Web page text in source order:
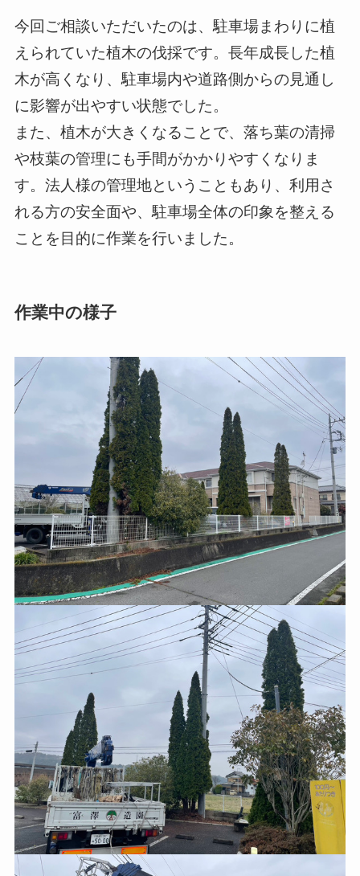
今回ご相談いただいたのは、駐車場まわりに植
えられていた植木の伐採です。長年成長した植
木が高くなり、駐車場内や道路側からの見通し
に影響が出やすい状態でした。
また、植木が大きくなることで、落ち葉の清掃
や枝葉の管理にも手間がかかりやすくなりま
す。法人様の管理地ということもあり、利用さ
れる方の安全面や、駐車場全体の印象を整える
ことを目的に作業を行いました。
作業中の様子